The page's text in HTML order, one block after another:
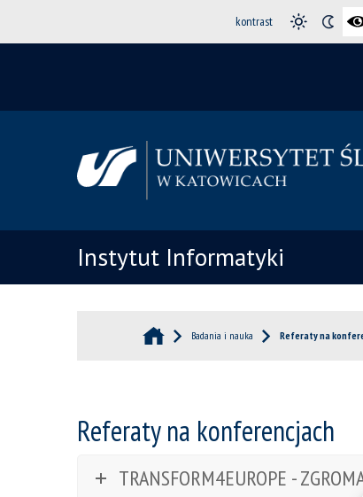
kontrast
Instytut Informatyki
Badania i nauka Referaty na
Referaty na konferencjach
TRANSFORM4EUROPE -